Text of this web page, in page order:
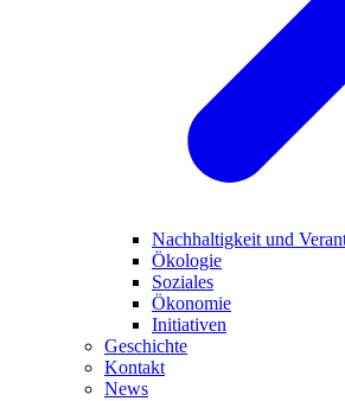
Nachhaltigkeit und
Ökologie
Soziales
Ökonomie
Initiativen
Geschichte
Kontakt
News